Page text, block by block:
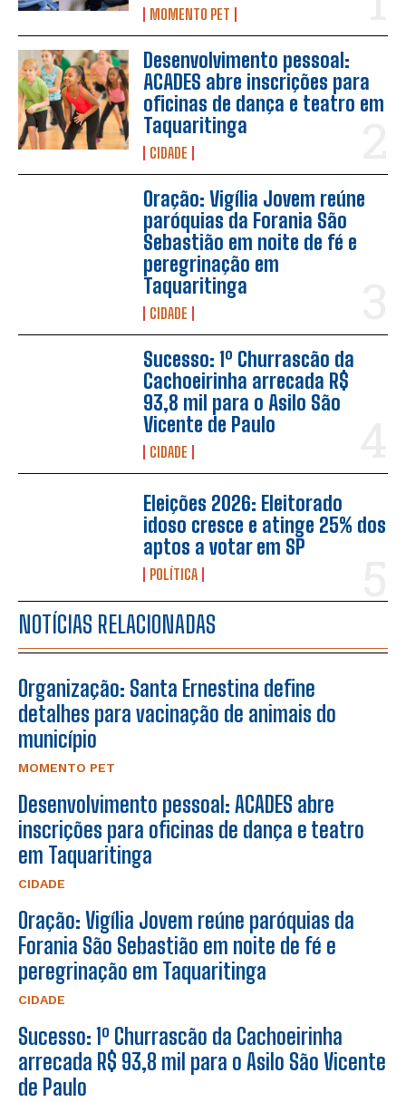
MOMENTO PET
Desenvolvimento pessoal:
ACADES abre inscrições para
oficinas de dança e teatro em
Taquaritinga
CIDADE
Oração: Vigília Jovem reúne
paróquias da Forania São
Sebastião em noite de fé e
peregrinação em
Taquaritinga
CIDADE
Sucesso: 1º Churrascão da
Cachoeirinha arrecada R$
93,8 mil para o Asilo São
Vicente de Paulo
CIDADE
Eleições 2026: Eleitorado
idoso cresce e atinge 25% dos
aptos a votar em SP
POLÍTICA
NOTÍCIAS RELACIONADAS
Organização: Santa Ernestina define
detalhes para vacinação de animais do
município
MOMENTO PET
Desenvolvimento pessoal: ACADES abre
inscrições para oficinas de dança e teatro
em Taquaritinga
CIDADE
Oração: Vigília Jovem reúne paróquias da
Forania São Sebastião em noite de fé e
peregrinação em Taquaritinga
CIDADE
Sucesso: 1º Churrascão da Cachoeirinha
arrecada R$ 93,8 mil para o Asilo São Vicente
de Paulo